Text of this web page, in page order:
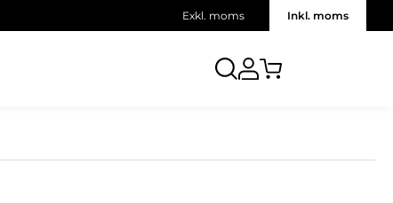
Exkl. moms Inkl. moms